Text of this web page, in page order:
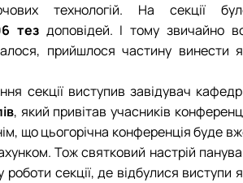
технологій. На секції
тездоповідей. І тому звичайно
прийшлося частину винести
секції виступив завідувач
, який привітав учасників
що цьогорічна конференція буде
Тож святковий настрій
роботи секції, де відбулися виступи